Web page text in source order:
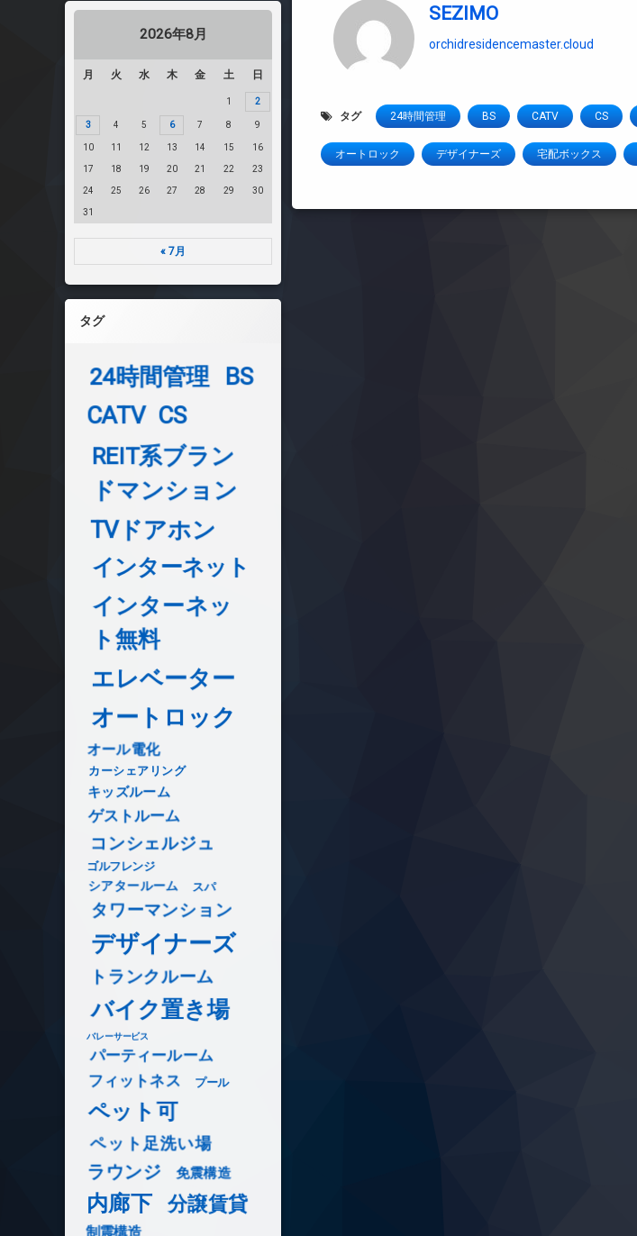
SEZIMO
orchidresidencemaster.cloud
タグ 24時間管理 BS CATV CS
オートロック デザイナーズ 宅配ボックス
2026年8月
月 火 水 木 金 土 日
1 2
3 4 5 6 7 8 9
10 11 12 13 14 15 16
17 18 19 20 21 22 23
24 25 26 27 28 29 30
31
« 7月
タグ
24時間管理
BS
CATV CS
REIT系ブラン
ドマンション
TVドアホン
インターネット
インターネッ
ト無料
エレベーター
オートロック
オール電化
カーシェアリング
キッズルーム
ゲストルーム
コンシェルジュ
ゴルフレンジ
シアタールーム スパ
タワーマンション
デザイナーズ
トランクルーム
バイク置き場
バレーサービス
パーティールーム
フィットネス プール
ペット可
ペット足洗い場
ラウンジ 免震構造
内廊下 分譲賃貸
制震構造